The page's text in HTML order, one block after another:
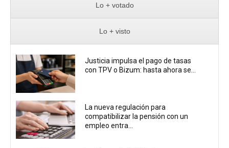
Lo + votado
Lo + visto
Justicia impulsa el pago de tasas
con TPV o Bizum: hasta ahora se...
La nueva regulación para
compatibilizar la pensión con un
empleo entra...